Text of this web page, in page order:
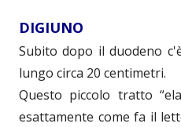
DIGIUNO
Subito dopo il duodeno
lungo circa 20 centimetri.
Questo piccolo tratto
esattamente come fa il